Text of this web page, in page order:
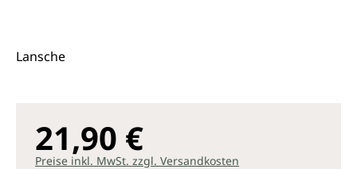
Lansche
21,90 €
Preise inkl. MwSt. zzgl. Versandkosten